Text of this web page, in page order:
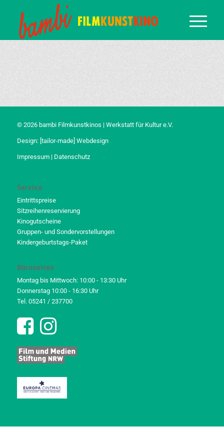
© 2026 bambi Filmkunstkinos | Werkstatt für Kultur e.V.
Design: [tailor-made] Webdesign
Impressum| Datenschutz
Service
Eintrittspreise
Sitzreihenreservierung
Kinogutscheine
Gruppen- und Sondervorstellungen
Kindergeburtstags-Paket
Bürozeiten
Montag bis Mittwoch: 10:00 - 13:30 Uhr
Donnerstag 10:00 - 16:30 Uhr
Tel. 05241 / 237700